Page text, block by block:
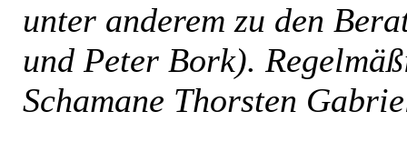
unter anderem zu den
und Peter Bork).
Schamane Thorsten